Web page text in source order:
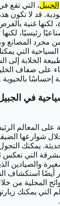
الجبيل، التي تقع
قد لا تكون
لكنها غنية
رئيسيًا،
مجرد المصانع
التي
الخلابة
على ضفاف
بالحيوية
في
على المعالم
الضيقة
يمكنك
التي تعكس
والصيادين
أيضًا استكشاف
المحلية من
التي يمكنك